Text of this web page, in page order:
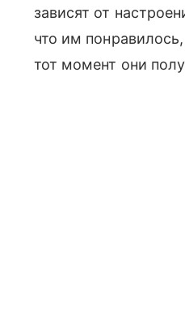
зависят от
что им
тот момент они